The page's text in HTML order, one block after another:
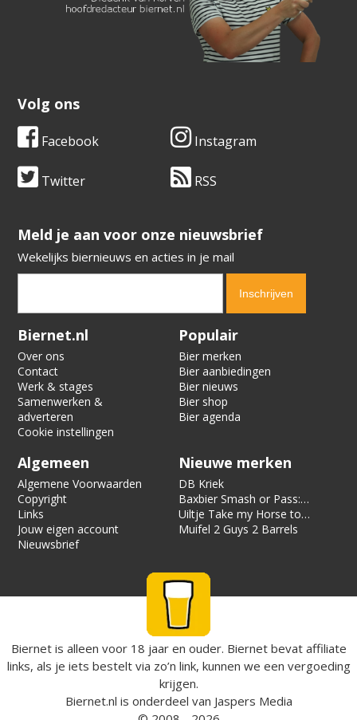
Volg ons
Facebook Instagram
Twitter RSS
​​​​​​​Meld je aan voor onze nieuwsbrief
Wekelijks biernieuws en acties in je mail
Verification code:
Biernet.nl
Over ons
Contact
Werk & stages
Samenwerken &
adverteren
Cookie instellingen
Populair
Bier merken
Bier aanbiedingen
Bier nieuws
Bier shop
Bier agenda
Algemeen
Algemene Voorwaarden
Copyright
Links
Jouw eigen account
Nieuwsbrief
Nieuwe merken
DB Kriek
Baxbier Smash or Pass:
Strata
Uiltje Take my Horse to
the Hotel Room
Muifel 2 Guys 2 Barrels
Biernet is alleen voor 18 jaar en ouder. Biernet bevat affiliate
links, als je iets bestelt via zo’n link, kunnen we een vergoeding
krijgen.
Biernet.nl is onderdeel van Jaspers Media